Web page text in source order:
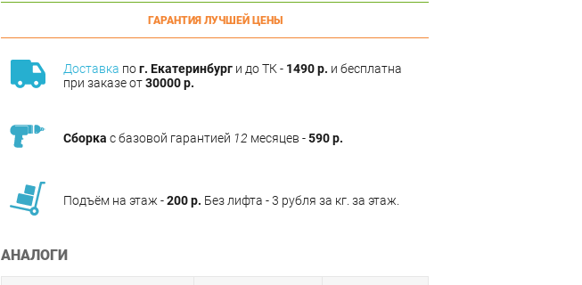
ГАРАНТИЯ ЛУЧШЕЙ ЦЕНЫ
Доставка пог. Екатеринбург и до ТК - 1490 р. и бесплатна
при заказе от30000 р.
Сборка с базовой гарантией 12 месяцев -590 р.
Подъём на этаж -200 р. Без лифта - 3 рубля за кг. за этаж.
АНАЛОГИ